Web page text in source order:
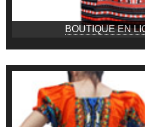
BOUTIQUE EN